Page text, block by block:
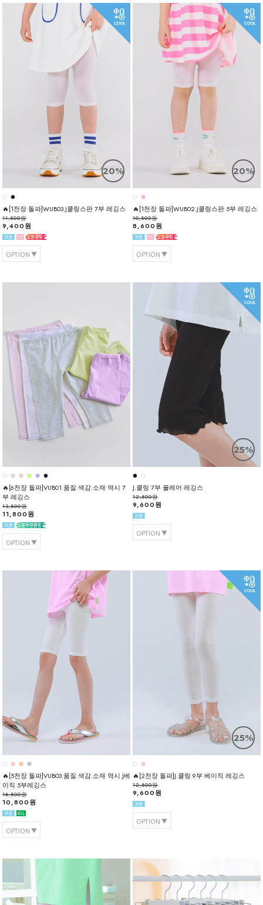
20%
🔥[1천장 돌파]WUB03.J쿨링스판 7부 레깅스
11,800원
9,400원
OPTION
20%
🔥[1천장 돌파]WUB02.J쿨링스판 5부 레깅스
10,800원
8,600원
OPTION
🔥[6천장 돌파]VUB01.품질.색감.소재 역시 7
부 레깅스
13,800원
11,800원
OPTION
25%
J.쿨링 7부 플레어 레깅스
12,800원
9,600원
OPTION
🔥[5천장 돌파]VUB03.품질.색감.소재 역시 J베
이직 5부레깅스
16,800원
10,800원
OPTION
25%
🔥[2천장 돌파]J.쿨링 9부 베이직 레깅스
12,800원
9,600원
OPTION